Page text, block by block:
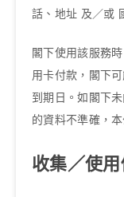
話、地址 及／或
閣下使用該服務
用卡付款，閣下
到期日。如閣下
的資料不準確，
收集／使